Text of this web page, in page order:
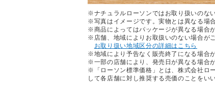
※ナチュラルローソンではお取り扱いのな
※写真はイメージです。実物とは異なる場
※商品によってはパッケージが異なる場合
※店舗、地域によりお取扱いのない場合がご
お取り扱い地域区分の詳細はこちら
※地域により予告なく販売終了になる場合
※一部の店舗により、発売日が異なる場合
※「ローソン標準価格」とは、株式会社ロ
して各店舗に対し推奨する売価のことをいい